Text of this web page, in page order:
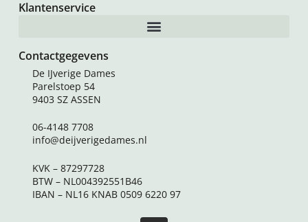
Klantenservice
Contactgegevens
De IJverige Dames
Parelstoep 54
9403 SZ ASSEN
06-4148 7708
info@deijverigedames.nl
KVK – 87297728
BTW – NL004392551B46
IBAN – NL16 KNAB 0509 6220 97